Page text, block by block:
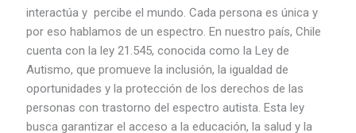
interactúa y percibe el mundo. Cada persona es única y
por eso hablamos de un espectro. En nuestro país, Chile
cuenta con la ley 21.545, conocida como la Ley de
Autismo, que promueve la inclusión, la igualdad de
oportunidades y la protección de los derechos de las
personas con trastorno del espectro autista. Esta ley
busca garantizar el acceso a la educación, la salud y la